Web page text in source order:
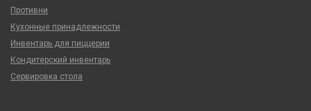
Противни
Кухонные принадлежности
Инвентарь для пиццерии
Кондитерский инвентарь
Сервировка стола